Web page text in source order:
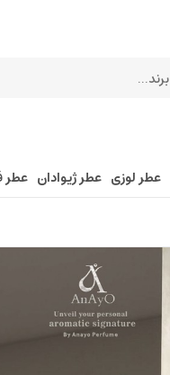
عطر لوزی عطر ژیوادان عطر